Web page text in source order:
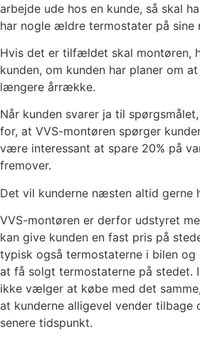
arbejde ude hos en kunde, så skal
har nogle ældre termostater på sine
Hvis det er tilfældet skal montøren,
kunden, om kunden har planer om
længere årrække.
Når kunden svarer ja til
for, at VVS-montøren spørger
være interessant at spare 20% på
fremover.
Det vil kunderne næsten altid gerne
VVS-montøren er derfor udstyret
kan give kunden en fast pris på
typisk også termostaterne i bilen
at få solgt termostaterne på stedet.
ikke vælger at købe med det
at kunderne alligevel vender tilbage
senere tidspunkt.